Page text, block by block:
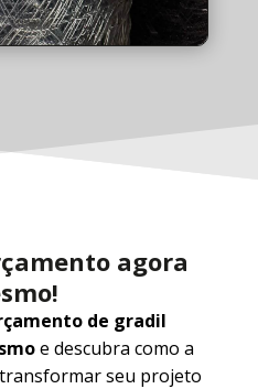
agora
de gradil
e descubra como a
seu projeto